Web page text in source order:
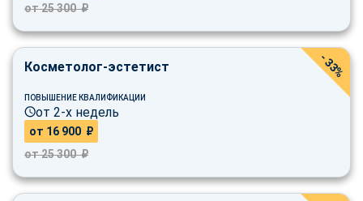
от 25 300 ₽
Косметолог-эстетист
ПОВЫШЕНИЕ КВАЛИФИКАЦИИ
от 2-х недель
от 16 900 ₽
от 25 300 ₽
- 33%